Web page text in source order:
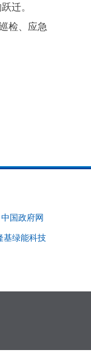
迁。
检、应急
中国政府网
基绿能科技